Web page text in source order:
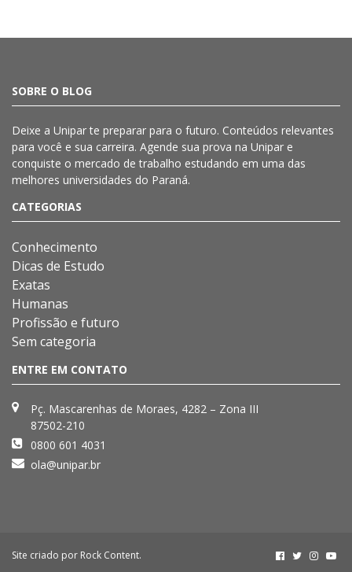
SOBRE O BLOG
Deixe a Uniparte preparar para o futuro. Conteúdos relevantes
para você e sua carreira. Agende sua prova na Unipar e
conquiste o mercado de trabalho estudando em uma das
melhores universidades do Paraná.
CATEGORIAS
Conhecimento
Dicas de Estudo
Exatas
Humanas
Profissão e futuro
Sem categoria
ENTRE EM CONTATO
Pç. Mascarenhas de Moraes, 4282 – Zona III
87502-210
0800 601 4031
ola@unipar.br
Site criado por Rock Content.